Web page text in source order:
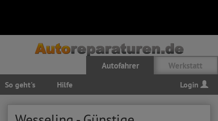
Autofahrer Werkstatt
So geht's Hilfe Login